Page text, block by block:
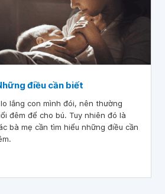
điều cần biết
lắng con mình đói, nên thường
đêm để cho bú. Tuy nhiên đó là
bà mẹ cần tìm hiểu những điều cần